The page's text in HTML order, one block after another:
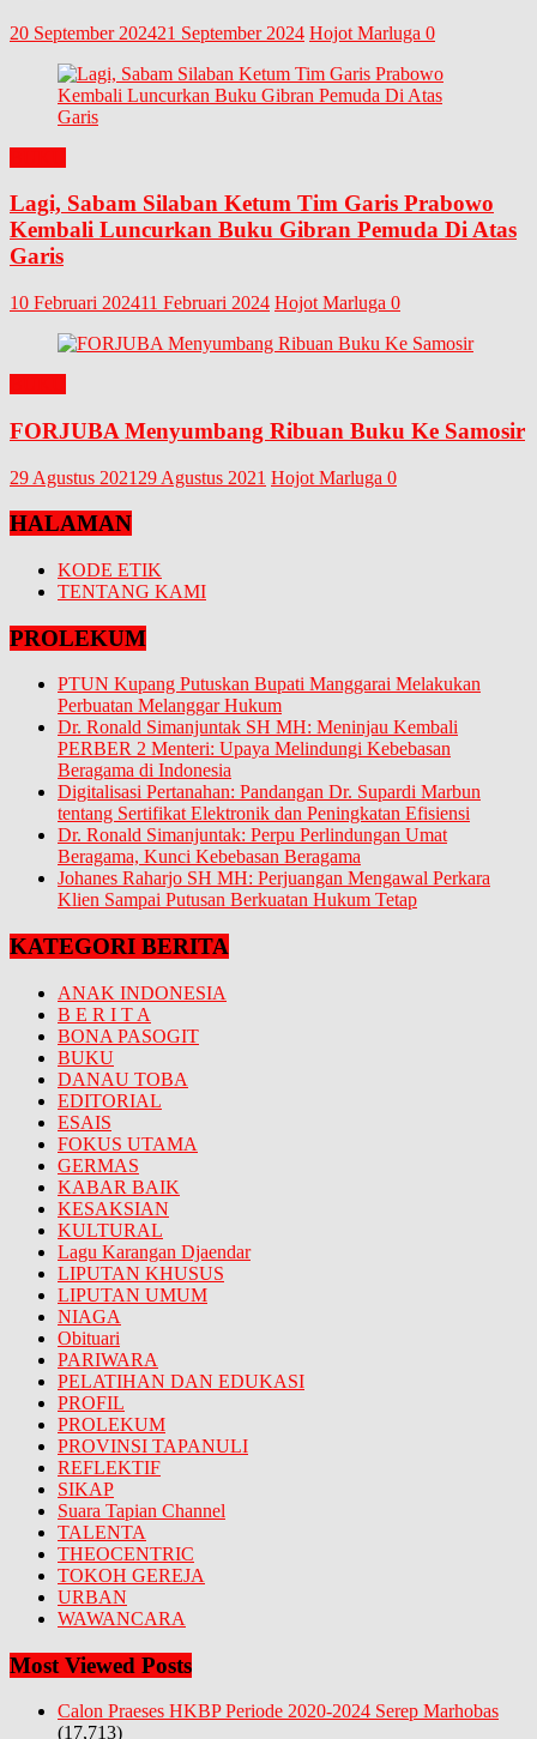
20 September 202421 September 2024 Hojot Marluga 0
Lagi, Sabam Silaban Ketum Tim Garis Prabowo
Kembali Luncurkan Buku Gibran Pemuda Di Atas
Garis
10 Februari 202411 Februari 2024 Hojot Marluga 0
FORJUBA Menyumbang Ribuan Buku Ke Samosir
29 Agustus 2021 29 Agustus 2021 Hojot Marluga 0
HALAMAN
KODE ETIK
TENTANG KAMI
PROLEKUM
PTUN Kupang Putuskan Bupati Manggarai Melakukan
Perbuatan Melanggar Hukum
Dr. Ronald Simanjuntak SH MH: Meninjau Kembali
PERBER 2 Menteri: Upaya Melindungi Kebebasan
Beragama di Indonesia
Digitalisasi Pertanahan: Pandangan Dr. Supardi Marbun
tentang Sertifikat Elektronik dan Peningkatan Efisiensi
Dr. Ronald Simanjuntak: Perpu Perlindungan Umat
Beragama, Kunci Kebebasan Beragama
Johanes Raharjo SH MH: Perjuangan Mengawal Perkara
Klien Sampai Putusan Berkuatan Hukum Tetap
KATEGORI BERITA
ANAK INDONESIA
B E R I T A
BONA PASOGIT
BUKU
DANAU TOBA
EDITORIAL
ESAIS
FOKUS UTAMA
GERMAS
KABAR BAIK
KESAKSIAN
KULTURAL
Lagu Karangan Djaendar
LIPUTAN KHUSUS
LIPUTAN UMUM
NIAGA
Obituari
PARIWARA
PELATIHAN DAN EDUKASI
PROFIL
PROLEKUM
PROVINSI TAPANULI
REFLEKTIF
SIKAP
Suara Tapian Channel
TALENTA
THEOCENTRIC
TOKOH GEREJA
URBAN
WAWANCARA
Most Viewed Posts
Calon Praeses HKBP Periode 2020-2024 Serep Marhobas
(17,713)